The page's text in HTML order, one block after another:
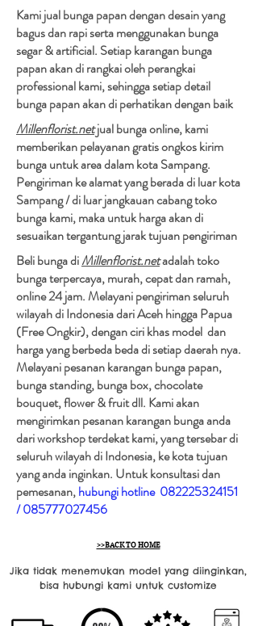
Kami jual bunga papan dengan desain yang
bagus dan rapi serta menggunakan bunga
segar & artificial. Setiap karangan bunga
papan akan di rangkai oleh perangkai
professional kami, sehingga setiap detail
bunga papan akan di perhatikan dengan baik
Millenflorist.netjual bunga online, kami
memberikan pelayanan gratis ongkos kirim
bunga untuk area dalam kota Sampang.
Pengiriman ke alamat yang berada di luar kota
Sampang / di luar jangkauan cabang toko
bunga kami, maka untuk harga akan di
sesuaikan tergantung jarak tujuan pengiriman​
Beli bunga diMillenflorist.netadalah toko
bunga terpercaya, murah, cepat dan ramah,
online 24 jam. Melayani pengiriman seluruh
wilayah di Indonesia dari Aceh hingga Papua
(Free Ongkir), dengan ciri khas model dan
harga yang berbeda beda di setiap daerah nya.
Melayani pesanan karangan bunga papan,
bunga standing, bunga box, chocolate
bouquet, flower & fruit dll. Kami akan
mengirimkan pesanan karangan bunga anda
dari workshop terdekat kami, yang tersebar di
seluruh wilayah di Indonesia, ke kota tujuan
yang anda inginkan. Untuk konsultasi dan
pemesanan,hubungi hotline 082225324151
/085777027456
>>BACK TO HOME
Jika tidak menemukan model yang diinginkan,
bisa hubungi kami untuk customize